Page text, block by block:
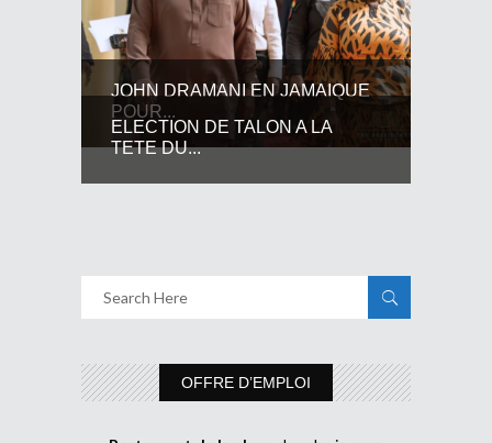
JOHN DRAMANI EN JAMAIQUE
POUR...
ELECTION DE TALON A LA
TETE DU...
OFFRE D’EMPLOI